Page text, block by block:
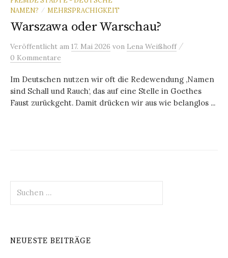
NAMEN?
/ MEHRSPRACHIGKEIT
Warszawa oder Warschau?
Veröffentlicht am 17. Mai 2026 von Lena Weißhoff /
0 Kommentare
Im Deutschen nutzen wir oft die Redewendung ‚Namen
sind Schall und Rauch‘, das auf eine Stelle in Goethes
Faust zurückgeht. Damit drücken wir aus wie belanglos ...
nach:
NEUESTE BEITRÄGE